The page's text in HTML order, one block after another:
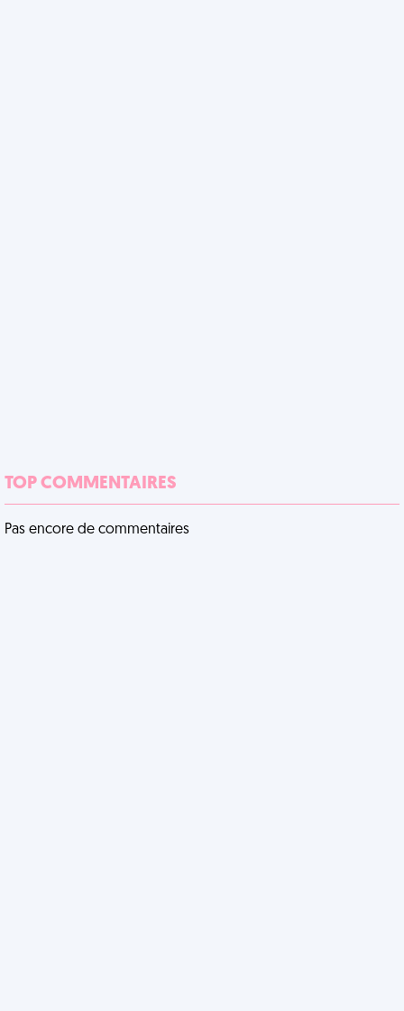
TOP COMMENTAIRES
Pas encore de commentaires